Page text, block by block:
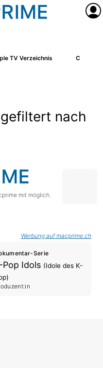
TV Verzeichnis Cast/
nach
mit möglich.
Werbung auf macprime.ch
Serie
Pop Idols (Idole des K-